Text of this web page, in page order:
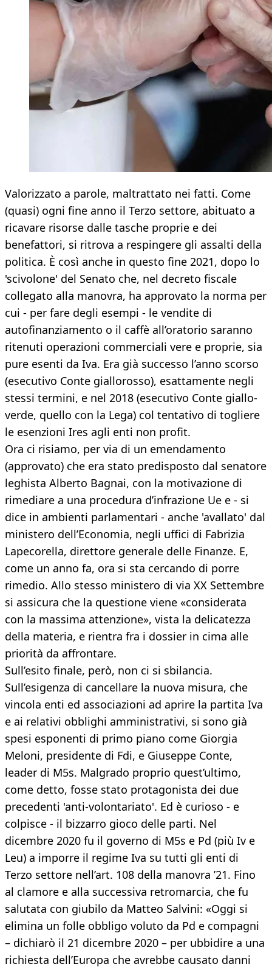
Valorizzato a parole, maltrattato nei fatti. Come
(quasi) ogni fine anno il Terzo settore, abituato a
ricavare risorse dalle tasche proprie e dei
benefattori, si ritrova a respingere gli assalti della
politica. È così anche in questo fine 2021, dopo lo
'scivolone' del Senato che, nel decreto fiscale
collegato alla manovra, ha approvato la norma per
cui - per fare degli esempi - le vendite di
autofinanziamento o il caffè all’oratorio saranno
ritenuti operazioni commerciali vere e proprie, sia
pure esenti da Iva. Era già successo l’anno scorso
(esecutivo Conte giallorosso), esattamente negli
stessi termini, e nel 2018 (esecutivo Conte giallo-
verde, quello con la Lega) col tentativo di togliere
le esenzioni Ires agli enti non profit.
Ora ci risiamo, per via di un emendamento
(approvato) che era stato predisposto dal senatore
leghista Alberto Bagnai, con la motivazione di
rimediare a una procedura d’infrazione Ue e - si
dice in ambienti parlamentari - anche 'avallato' dal
ministero dell’Economia, negli uffici di Fabrizia
Lapecorella, direttore generale delle Finanze. E,
come un anno fa, ora si sta cercando di porre
rimedio. Allo stesso ministero di via XX Settembre
si assicura che la questione viene «considerata
con la massima attenzione», vista la delicatezza
della materia, e rientra fra i dossier in cima alle
priorità da affrontare.
Sull’esito finale, però, non ci si sbilancia.
Sull’esigenza di cancellare la nuova misura, che
vincola enti ed associazioni ad aprire la partita Iva
e ai relativi obblighi amministrativi, si sono già
spesi esponenti di primo piano come Giorgia
Meloni, presidente di Fdi, e Giuseppe Conte,
leader di M5s. Malgrado proprio quest’ultimo,
come detto, fosse stato protagonista dei due
precedenti 'anti-volontariato'. Ed è curioso - e
colpisce - il bizzarro gioco delle parti. Nel
dicembre 2020 fu il governo di M5s e Pd (più Iv e
Leu) a imporre il regime Iva su tutti gli enti di
Terzo settore nell’art. 108 della manovra ’21. Fino
al clamore e alla successiva retromarcia, che fu
salutata con giubilo da Matteo Salvini: «Oggi si
elimina un folle obbligo voluto da Pd e compagni
– dichiarò il 21 dicembre 2020 – per ubbidire a una
richiesta dell’Europa che avrebbe causato danni